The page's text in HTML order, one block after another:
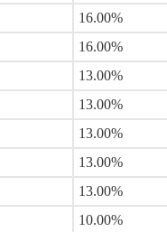
16.00%
16.00%
13.00%
13.00%
13.00%
13.00%
13.00%
10.00%